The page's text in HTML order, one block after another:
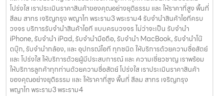
โปร่งใส เราประเมินราคาสินค้าของคุณอย่างยุติธรรม และ ให้ราคาที่สูง พื้นที่
สีลม สาทร เจริญกรุง พญาไท พระราม3 พระราม4 รับจำนำสินค้าไอทีครบ
วงจร บริการรับจำนำสินค้าไอที แบบครบวงจร ไม่ว่าจะเป็น รับจำนำ
iPhone, รับจำนำ iPad, รับจำนำมือถือ, รับจำนำ MacBook, รับจำนำโน๊
ตบุ๊ก, รับจำนำกล้อง, และ อุปกรณ์ไอที ทุกชนิด ให้บริการด้วยความซื่อสัตย์
และ โปร่งใส ให้บริการด้วยผู้มีประสบการณ์ และ ความเชี่ยวชาญ เราพร้อม
ให้บริการลูกค้าทุกท่านด้วยความซื่อสัตย์ โปร่งใส เราประเมินราคาสินค้า
ของคุณอย่างยุติธรรม และ ให้ราคาที่สูง พื้นที่ สีลม สาทร เจริญกรุง
พญาไท พระราม3 พระราม4